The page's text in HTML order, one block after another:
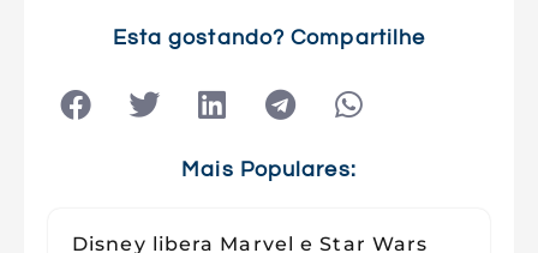
Tecnologia
Esta gostando? Compartilhe
Mais Populares:
Disney libera Marvel e Star Wars